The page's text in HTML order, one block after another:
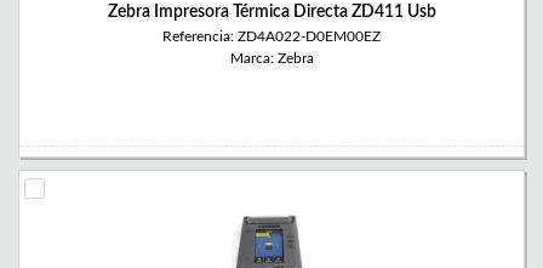
Zebra Impresora Térmica Directa ZD411 Usb
Referencia: ZD4A022-D0EM00EZ
Marca: Zebra